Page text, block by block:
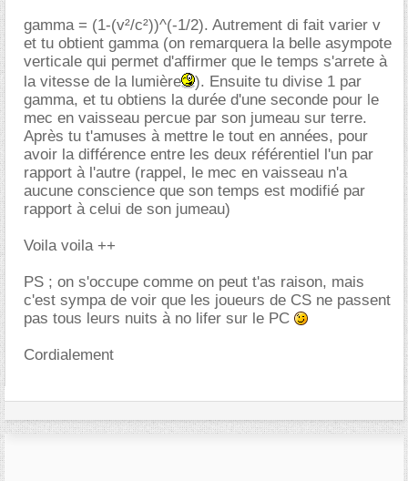
gamma = (1-(v²/c²))^(-1/2). Autrement di fait varier v
et tu obtient gamma (on remarquera la belle asympote
verticale qui permet d'affirmer que le temps s'arrete à
la vitesse de la lumière
). Ensuite tu divise 1 par
gamma, et tu obtiens la durée d'une seconde pour le
mec en vaisseau percue par son jumeau sur terre.
Après tu t'amuses à mettre le tout en années, pour
avoir la différence entre les deux référentiel l'un par
rapport à l'autre (rappel, le mec en vaisseau n'a
aucune conscience que son temps est modifié par
rapport à celui de son jumeau)
Voila voila ++
PS ; on s'occupe comme on peut t'as raison, mais
c'est sympa de voir que les joueurs de CS ne passent
pas tous leurs nuits à no lifer sur le PC
Cordialement